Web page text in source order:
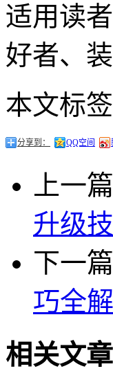
适用读
好者、
本文标签
分享到： QQ空间
上一篇
升级技
下一篇
巧全解
相关文章